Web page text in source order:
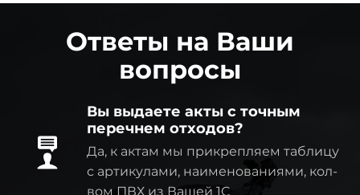
Ответы на Ваши
вопросы
Вы выдаете акты с точным
перечнем отходов?
Да, к актам мы прикрепляем таблицу
с артикулами, наименованиями, кол-
вом ПВХ из Вашей 1C